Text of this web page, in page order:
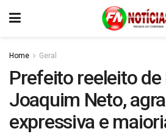
Home Geral
Prefeito reeleito de
Joaquim Neto,
expressiva e